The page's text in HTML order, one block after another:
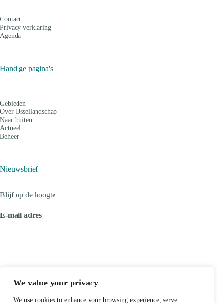
We value your privacy
We use cookies to enhance your browsing experience, serve
Contact
Privacy verklaring
Agenda
Handige pagina's
Gebieden
Over IJssellandschap
Naar buiten
Actueel
Beheer
Nieuwsbrief
Blijf op de hoogte
E-mail adres